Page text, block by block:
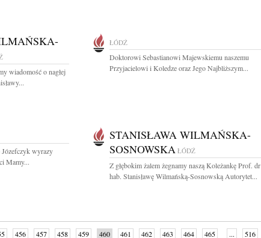
wiadomość o nagłej
ŁÓDŹ
Doktorowi Sebastianowi Majewskiemu naszemu
Przyjacielowi i Koledze oraz Jego Najbliższym...
Józefczyk wyrazy
Mamy...
STANISŁAWA WILMAŃSKA-
SOSNOWSKA ŁÓDŹ
Z głębokim żalem żegnamy naszą Koleżankę Prof. dr
hab. Stanisławę Wilmańską-Sosnowską Autorytet...
456 457 458 459 460 461 462 463 464 465 ... 516